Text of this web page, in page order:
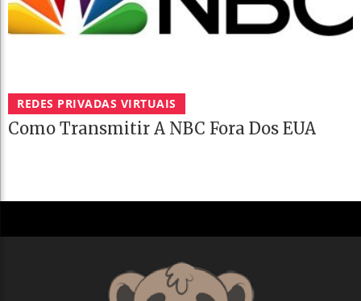
REDES PRIVADAS VIRTUAIS
Como Transmitir A NBC Fora Dos EUA